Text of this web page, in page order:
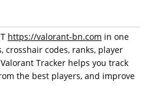
https://valorant-bn.com in one
crosshair codes, ranks, player
Tracker helps you track
the best players, and improve